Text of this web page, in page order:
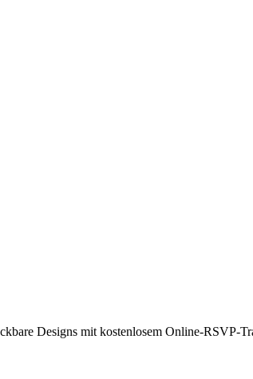
Designs mit kostenlosem Online-RSVP-